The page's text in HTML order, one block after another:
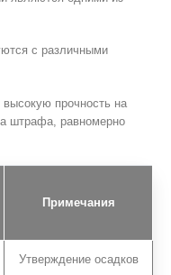
с различными
прочность на
штрафа, равномерно
Примечания
Утверждение осадков